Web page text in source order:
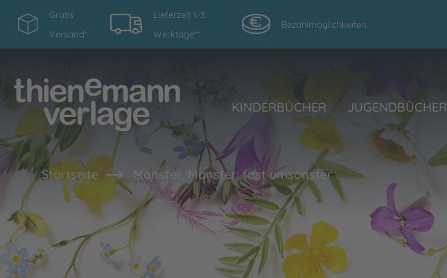
Gratis
Versand*
Lieferzeit 1-3
Werktage**
Bezahlmöglichkeiten
KINDERBÜCHER JUGENDBÜCHER
Startseite Monster, Monster, fast umsonster